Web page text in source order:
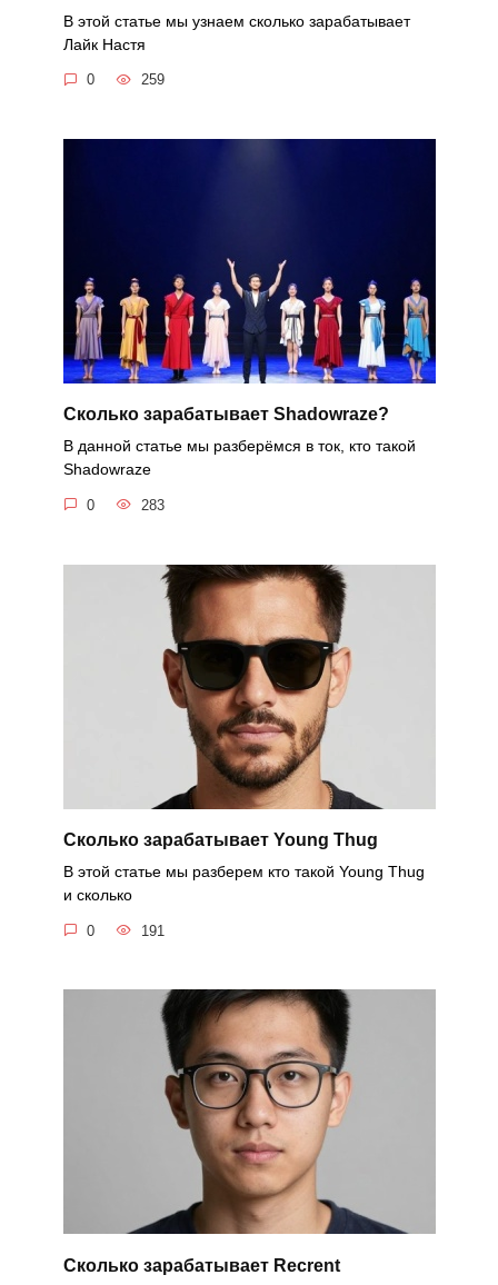
В этой статье мы узнаем сколько зарабатывает
Лайк Настя
0 259
Cколько зарабатывает Shadowraze?
В данной статье мы разберёмся в ток, кто такой
Shadowraze
0 283
Сколько зарабатывает Young Thug
В этой статье мы разберем кто такой Young Thug
и сколько
0 191
Cколько зарабатывает Recrent